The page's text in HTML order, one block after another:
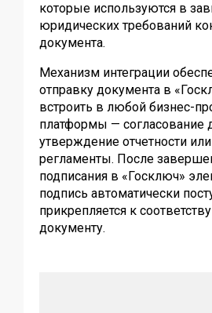
которые используются в
юридических требований
документа.
Механизм интеграции
отправку документа в
встроить в любой бизнес-
платформы — согласование
утверждение отчетности
регламенты. После
подписания в «Госключ»
подпись автоматически
прикрепляется к
документу.